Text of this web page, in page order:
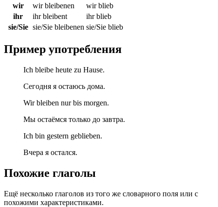
wir
wir bleibenen
wir blieb
ihr
ihr bleibent
ihr blieb
sie/Sie sie/Sie bleibenen sie/Sie blieb
Пример употребления
Ich bleibe heute zu Hause.
Сегодня я остаюсь дома.
Wir bleiben nur bis morgen.
Мы остаёмся только до завтра.
Ich bin gestern geblieben.
Вчера я остался.
Похожие глаголы
Ещё несколько глаголов из того же словарного поля или с
похожими характеристиками.